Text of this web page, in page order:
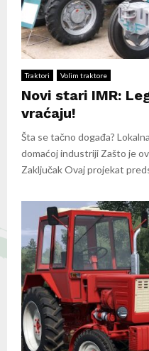
Traktori Volim traktore
Novi stari IMR:
vraćaju!
Šta se tačno događa?
domaćoj industriji Zašto je
Zaključak Ovaj projekat